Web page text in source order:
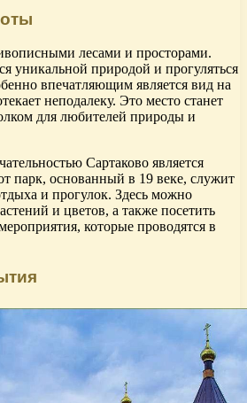
лесами и просторами.
уникальной природой и прогуляться
впечатляющим является вид на
неподалеку. Это место станет
для любителей природы и
Сартаково является
парк, основанный в 19 веке, служит
и прогулок. Здесь можно
и цветов, а также посетить
которые проводятся в